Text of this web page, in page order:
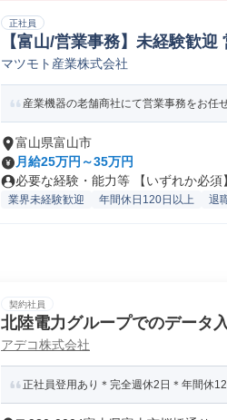
正社員
【富山/営業事務】未経験歓
マツモト産業株式会社
産業機器の老舗商社にて営業事務をお任
富山県富山市
月給25万円～35万円
必要な経験・能力等 【いずれか必須
業界未経験歓迎 年間休日120日以上 退
契約社員
北陸電力グループでのデータ
アデコ株式会社
正社員登用あり＊完全週休2日＊年間休